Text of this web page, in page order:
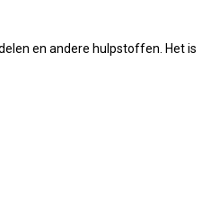
en andere hulpstoffen. Het is